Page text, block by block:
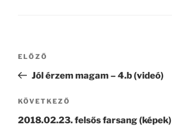
Bejegyzés
Korábbi
bejegyzés
ELŐZŐ
Jól érzem magam – 4.b (videó)
Következő
bejegyzés
KÖVETKEZŐ
2018.02.23. felsős farsang (képek)